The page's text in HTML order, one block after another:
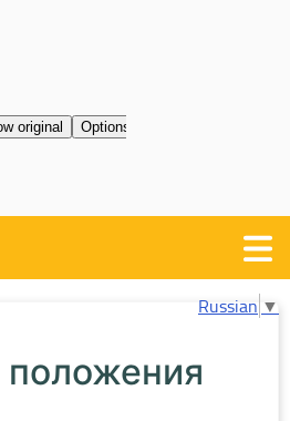
Russian ▼
положения